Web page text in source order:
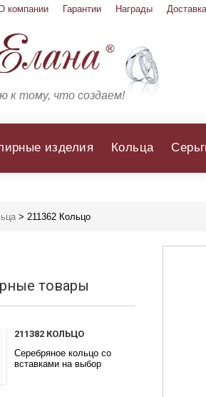
компании Гарантии Награды
к тому, что создаем!
изделия Кольца
> 211362 Кольцо
товары
211382 КОЛЬЦО
Серебряное кольцо со
вставками на выбор